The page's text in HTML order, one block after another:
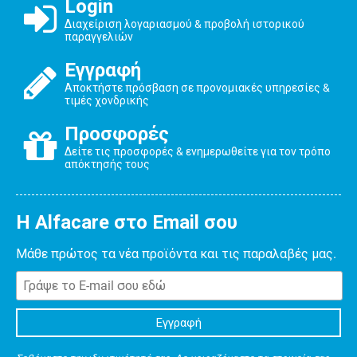
Login
Διαχείριση λογαριασμού & προβολή ιστορικού
παραγγελιών
Εγγραφή
Αποκτήστε πρόσβαση σε προνομιακές υπηρεσίες &
τιμές χονδρικής
Προσφορές
Δείτε τις προσφορές & ενημερωθείτε για τον τρόπο
απόκτησής τους
Η Alfacare στο Email σου
Μάθε πρώτος τα νέα προϊόντα και τις παραλαβές μας.